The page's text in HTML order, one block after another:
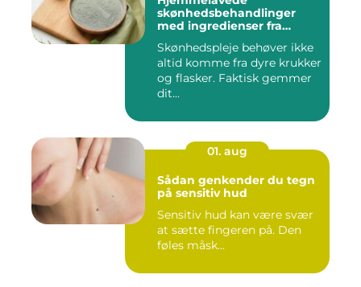
skønhedsbehandlinger
med ingredienser fra
Skønhedspleje behøver ikke
altid komme fra dyre krukker
og flasker. Faktisk gemmer
dit...
01. aug
Sådan genkender du tegn
på sensitiv hud
Sensitiv hud kan være svær
at sætte fingeren på. Den
føles måsk...